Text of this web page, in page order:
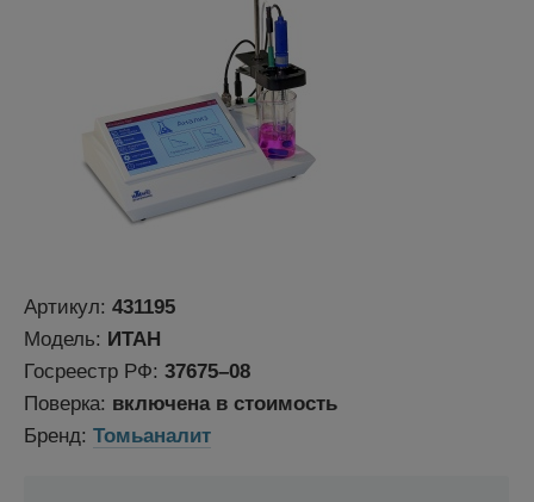
Артикул: 431195
Модель: ИТАН
Госреестр РФ: 37675–08
Поверка: включена в стоимость
Бренд: Томьаналит